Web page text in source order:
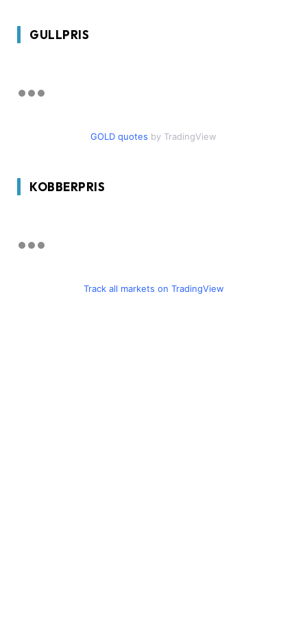
GULLPRIS
GOLD quotes by TradingView
KOBBERPRIS
Track all markets on TradingView